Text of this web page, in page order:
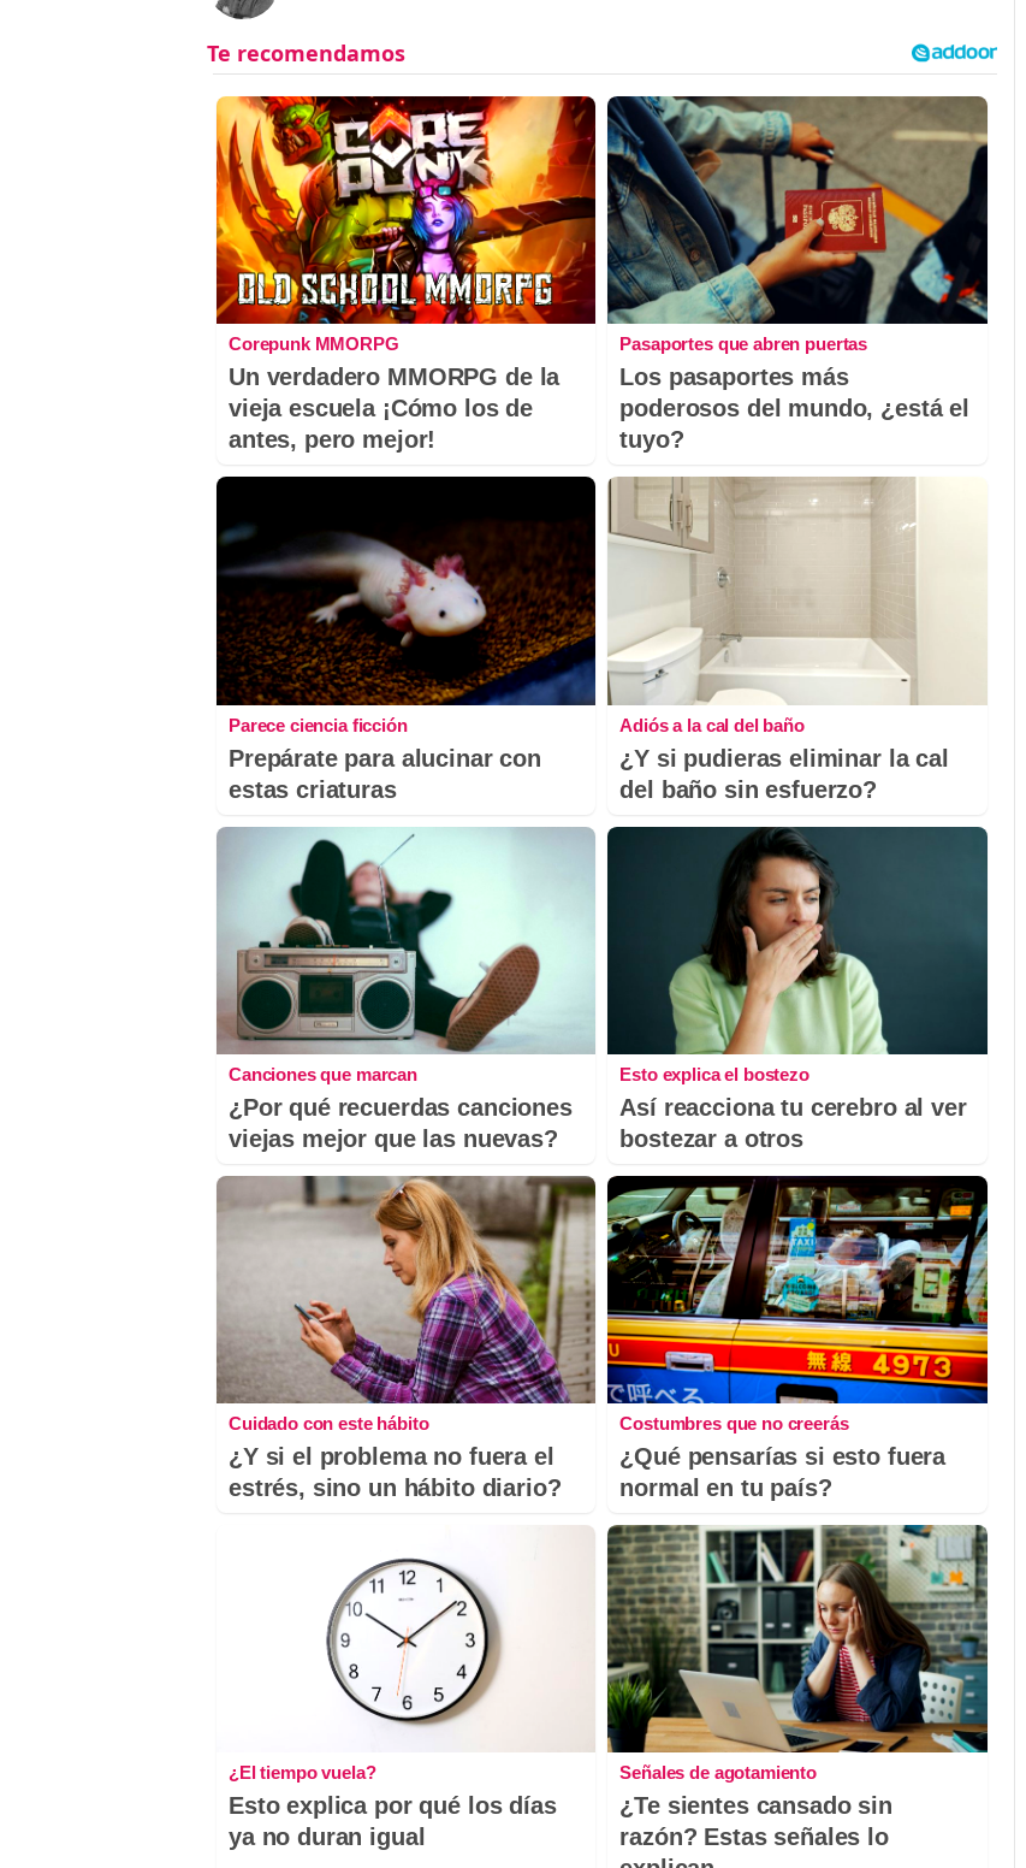
Corepunk MMORPG
Un verdadero MMORPG de la
vieja escuela ¡Cómo los de
antes, pero mejor!
Pasaportes que abren puertas
Los pasaportes más
poderosos del mundo, ¿está el
tuyo?
Parece ciencia ficción
Prepárate para alucinar con
estas criaturas
Adiós a la cal del baño
¿Y si pudieras eliminar la cal
del baño sin esfuerzo?
Canciones que marcan
¿Por qué recuerdas canciones
viejas mejor que las nuevas?
Esto explica el bostezo
Así reacciona tu cerebro al ver
bostezar a otros
Cuidado con este hábito
¿Y si el problema no fuera el
estrés, sino un hábito diario?
Costumbres que no creerás
¿Qué pensarías si esto fuera
normal en tu país?
¿El tiempo vuela?
Esto explica por qué los días
ya no duran igual
Señales de agotamiento
¿Te sientes cansado sin
razón? Estas señales lo